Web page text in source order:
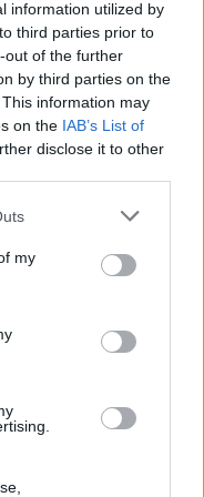
information utilized by
third parties prior to
out of the further
by third parties on the
information may
on the IAB’s List of
disclose it to other
my
του αστικού
ο οποίος
από τους
Γιάννη Νίκα και
Πληροφορικής,
ότι «η
είναι ένα έργο
με γνώμονα
την αισθητική
να παραδώσουμε